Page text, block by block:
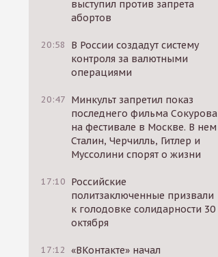
выступил против запрета
абортов
20:58
В России создадут систему
контроля за валютными
операциями
20:47 Минкульт запретил показ
последнего фильма Сокурова
на фестивале в Москве. В нем
Сталин, Черчилль, Гитлер и
Муссолини спорят о жизни
17:10 Российские
политзаключенные призвали
к голодовке солидарности 30
октября
17:12 «ВКонтакте» начал